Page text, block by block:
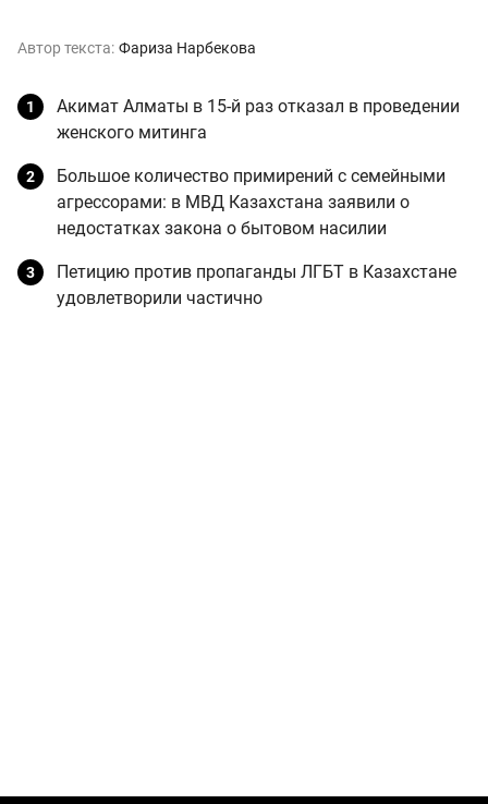
Автор текста: Фариза Нарбекова
Акимат Алматы в 15-й раз отказал в проведении
женского митинга
Большое количество примирений с семейными
агрессорами: в МВД Казахстана заявили о
недостатках закона о бытовом насилии
Петицию против пропаганды ЛГБТ в Казахстане
удовлетворили частично